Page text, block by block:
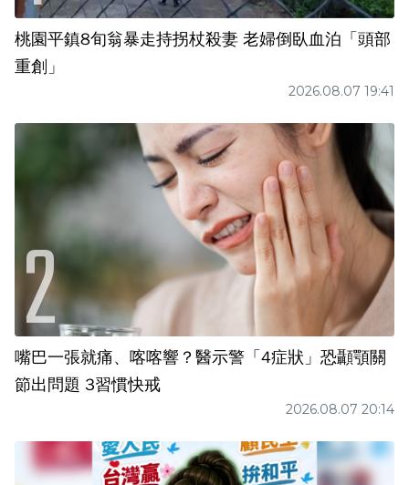
桃園平鎮8旬翁暴走持拐杖殺妻 老婦倒臥血泊「頭部
重創」
2026.08.07 19:41
嘴巴一張就痛、喀喀響？醫示警「4症狀」恐顳顎關
節出問題 3習慣快戒
2026.08.07 20:14